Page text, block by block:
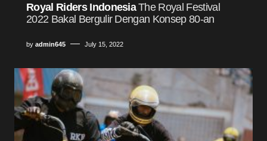
Royal Riders Indonesia The Royal Festival
2022 Bakal Bergulir Dengan Konsep 80-an
by admin645 July 15, 2022